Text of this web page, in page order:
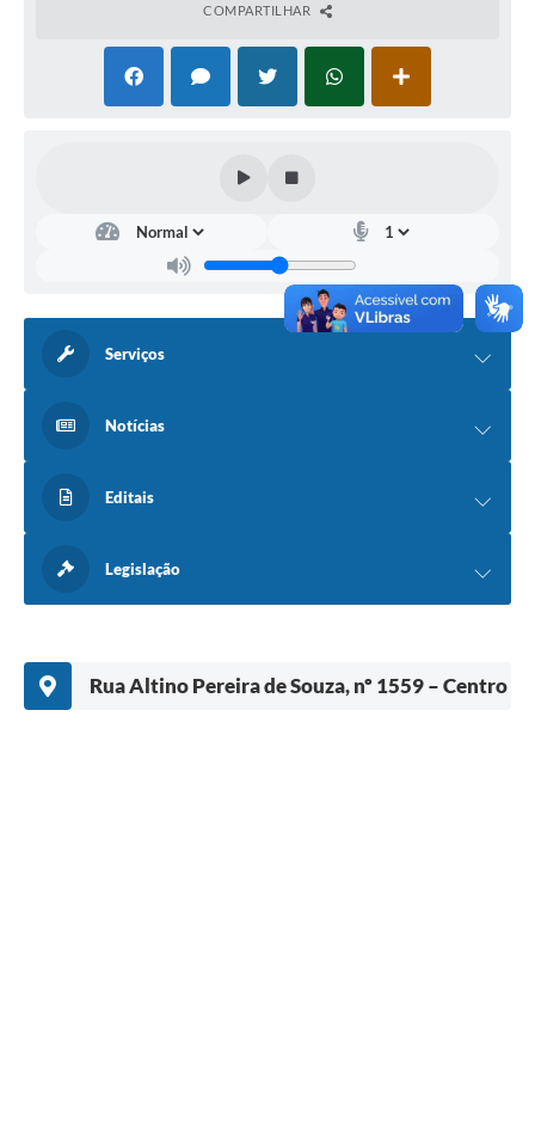
COMPARTILHAR
Serviços
Notícias
Editais
Legislação
Rua Altino Pereira de Souza, nº 1559 – Centro